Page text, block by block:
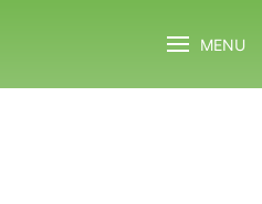
MENU